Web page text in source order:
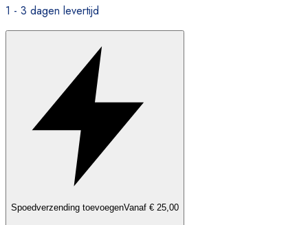
1 - 3 dagen levertijd
Spoedverzending toevoegenVanaf € 25,00